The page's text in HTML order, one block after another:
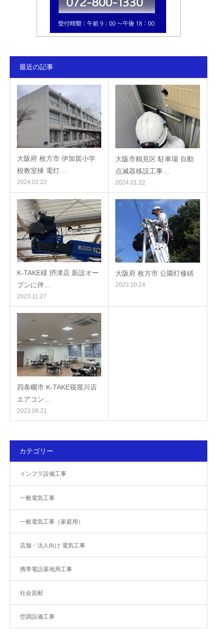
最近の記事
大阪府 枚方市 伊加賀小学
校教室棟 電灯…
2024.02.22
大阪市鶴見区 駐車場 自動
点滅器移設工事…
2024.01.22
K-TAKE様 摂津店 新設オー
プンに伴…
2023.11.27
大阪府 枚方市 公園灯修繕
2023.10.24
四条畷市 K-TAKE寝屋川店
エアコン…
2023.08.21
カテゴリー
インフラ設備工事
一般電気工事
一般電気工事（家庭用）
店舗・法人向け 電気工事
携帯電話基地局工事
社会貢献
空調設備工事